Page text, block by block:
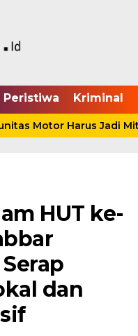
Peristiwa Kriminal
Motor Harus Jadi
HUT ke-
dan